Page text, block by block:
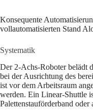
Konsequente
vollautomatisierten Stand
Systematik
Der 2-Achs-Roboter belädt
bei der Ausrichtung des
ist vor dem Arbeitsraum
werden. Ein Linear-Shuttle
Palettenstauförderband